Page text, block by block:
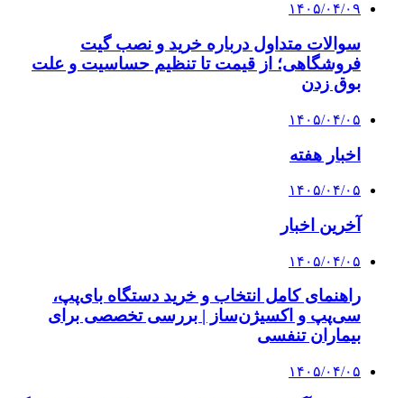
۱۴۰۵/۰۴/۰۹
سوالات متداول درباره خرید و نصب گیت
فروشگاهی؛ از قیمت تا تنظیم حساسیت و علت
بوق زدن
۱۴۰۵/۰۴/۰۵
اخبار هفته
۱۴۰۵/۰۴/۰۵
آخرین اخبار
۱۴۰۵/۰۴/۰۵
راهنمای کامل انتخاب و خرید دستگاه بای‌پپ،
سی‌پپ و اکسیژن‌ساز | بررسی تخصصی برای
بیماران تنفسی
۱۴۰۵/۰۴/۰۵